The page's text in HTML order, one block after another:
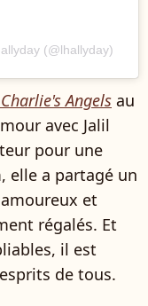
(@lhallyday)
Charlie's Angels au
avec Jalil
pour une
elle a partagé un
et
régalés. Et
il est
de tous.